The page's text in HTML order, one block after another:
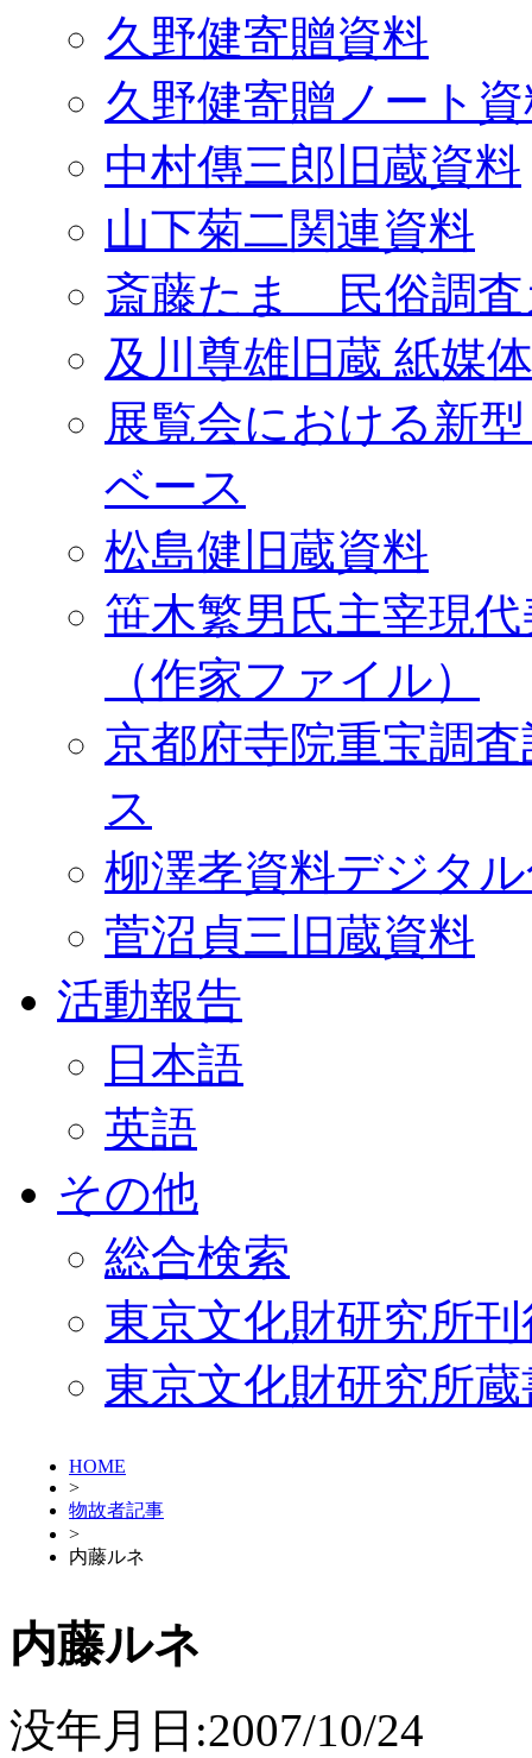
久野健寄贈資料
久野健寄贈ノート
中村傳三郎旧蔵資料
山下菊二関連資料
斎藤たま 民俗調査
及川尊雄旧蔵 紙媒
展覧会における新
ベース
松島健旧蔵資料
笹木繁男氏主宰現
（作家ファイル）
京都府寺院重宝調
ス
柳澤孝資料デジタ
菅沼貞三旧蔵資料
活動報告
日本語
英語
その他
総合検索
東京文化財研究所
東京文化財研究所
HOME
>
物故者記事
>
内藤ルネ
内藤ルネ
没年月日:2007/10/24